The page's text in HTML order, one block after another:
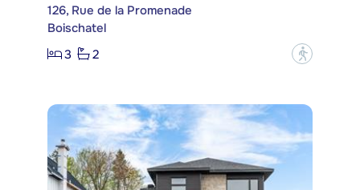
126, Rue de la Promenade
Boischatel
3
2 ?